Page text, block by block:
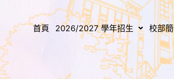
首頁 2026/2027 學年招生 校部